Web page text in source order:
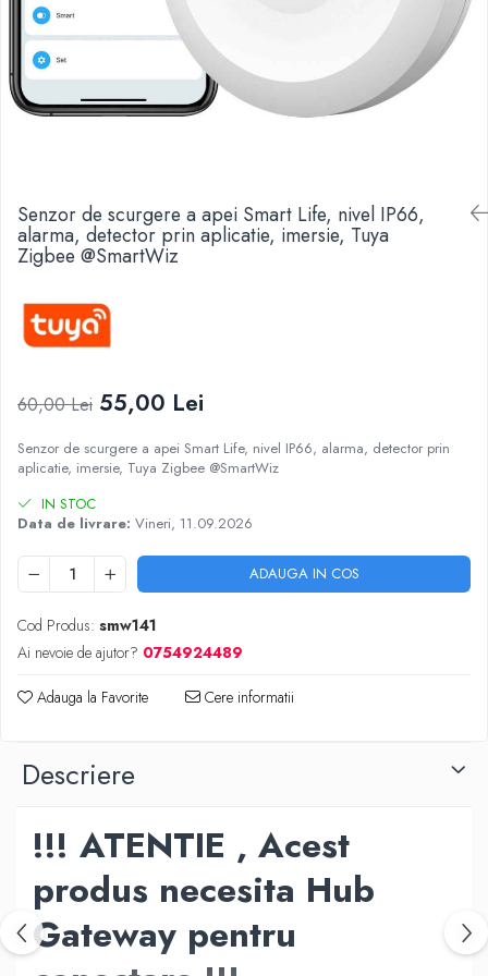
Senzor de scurgere a apei Smart Life, nivel IP66,
alarma, detector prin aplicatie, imersie, Tuya
Zigbee @SmartWiz
60,00 Lei 55,00 Lei
Senzor de scurgere a apei Smart Life, nivel IP66, alarma, detector prin
aplicatie, imersie, Tuya Zigbee @SmartWiz
IN STOC
Data de livrare: Vineri, 11.09.2026
ADAUGA IN COS
Cod Produs: smw141
Ai nevoie de ajutor? 0754924489
Adauga la Favorite Cere informatii
Descriere
!!! ATENTIE , Acest
produs necesita Hub
Gateway pentru